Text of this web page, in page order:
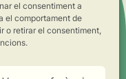
el consentiment a
el comportament de
o retirar el consentiment,